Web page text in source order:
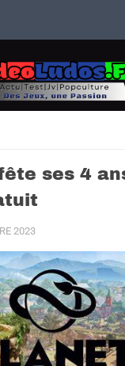
ses 4
2023